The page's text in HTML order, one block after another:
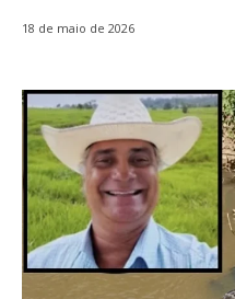
18 de maio de 2026